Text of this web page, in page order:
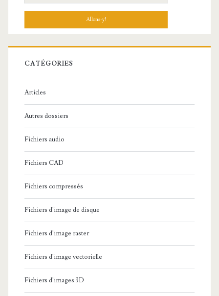
e
h
r
c
:
CATÉGORIES
Articles
Autres dossiers
Fichiers audio
Fichiers CAD
Fichiers compressés
Fichiers d'image de disque
Fichiers d'image raster
Fichiers d'image vectorielle
Fichiers d'images 3D